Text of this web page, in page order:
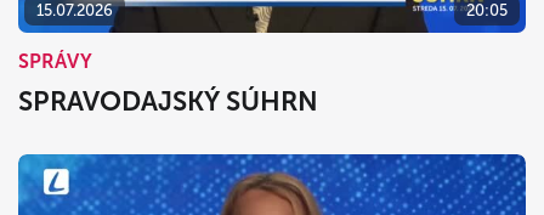
15.07.2026 20:05
SPRÁVY
SPRAVODAJSKÝ SÚHRN